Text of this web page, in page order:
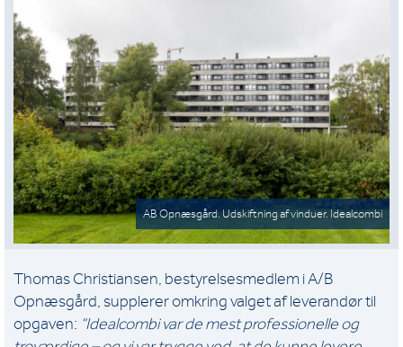
AB Opnæsgård. Udskiftning af vinduer. Idealcombi
Thomas Christiansen, bestyrelsesmedlem i A/B
Opnæsgård, supplerer omkring valget af leverandør til
opgaven: “Idealcombi var de mest professionelle og